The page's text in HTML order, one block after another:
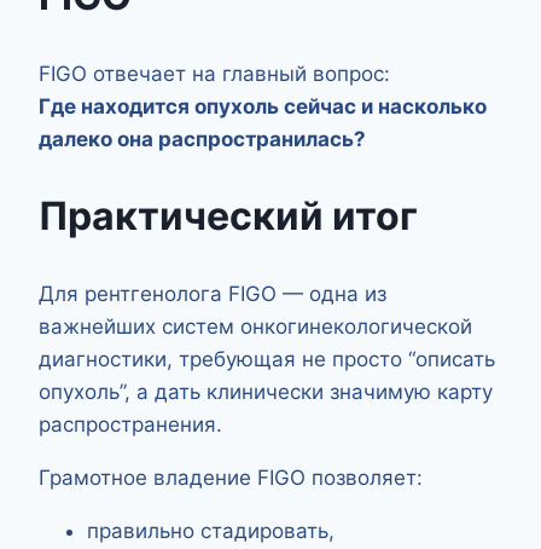
FIGO отвечает на главный вопрос:
Где находится опухоль сейчас и насколько
далеко она распространилась?
Практический итог
Для рентгенолога FIGO — одна из
важнейших систем онкогинекологической
диагностики, требующая не просто “описать
опухоль”, а дать клинически значимую карту
распространения.
Грамотное владение FIGO позволяет:
правильно стадировать,